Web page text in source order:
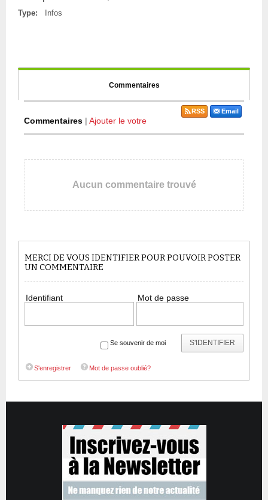
Type:
Infos
Commentaires
Commentaires | Ajouter le votre
Email
RSS
Aucun commentaire trouvé
MERCI DE VOUS IDENTIFIER POUR POUVOIR POSTER
UN COMMENTAIRE
Identifiant Mot de passe
S'IDENTIFIER
Se souvenir de moi
S'enregistrer Mot de passe oublié?